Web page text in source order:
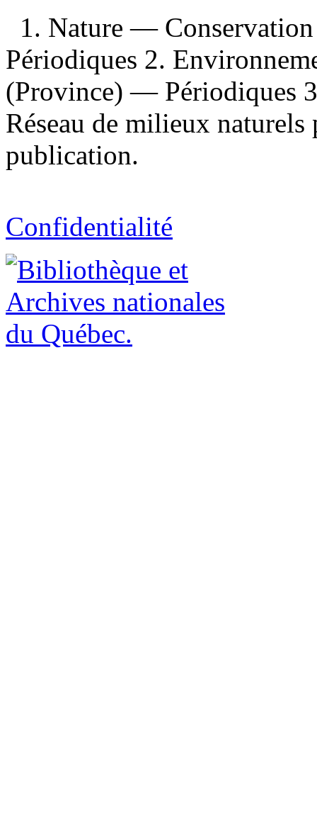
1. Nature —
Périodiques 2.
(Province) — Périodiques
Réseau de milieux naturels
publication.
Confidentialité